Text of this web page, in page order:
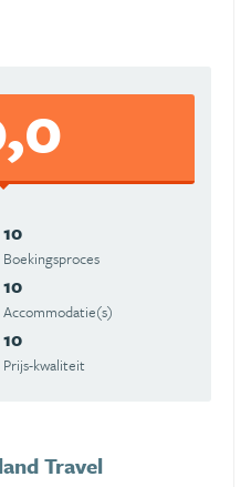
10
Boekingsproces
10
Accommodatie(s)
10
Prijs-kwaliteit
Travel